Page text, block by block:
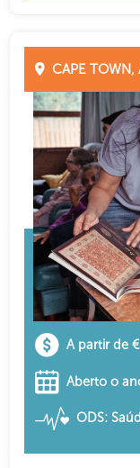
CAPE TOWN,
A partir de
Aberto o
ODS: